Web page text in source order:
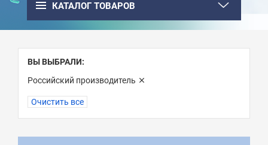
КАТАЛОГ ТОВАРОВ
ВЫ ВЫБРАЛИ:
Российский производитель
Очистить все